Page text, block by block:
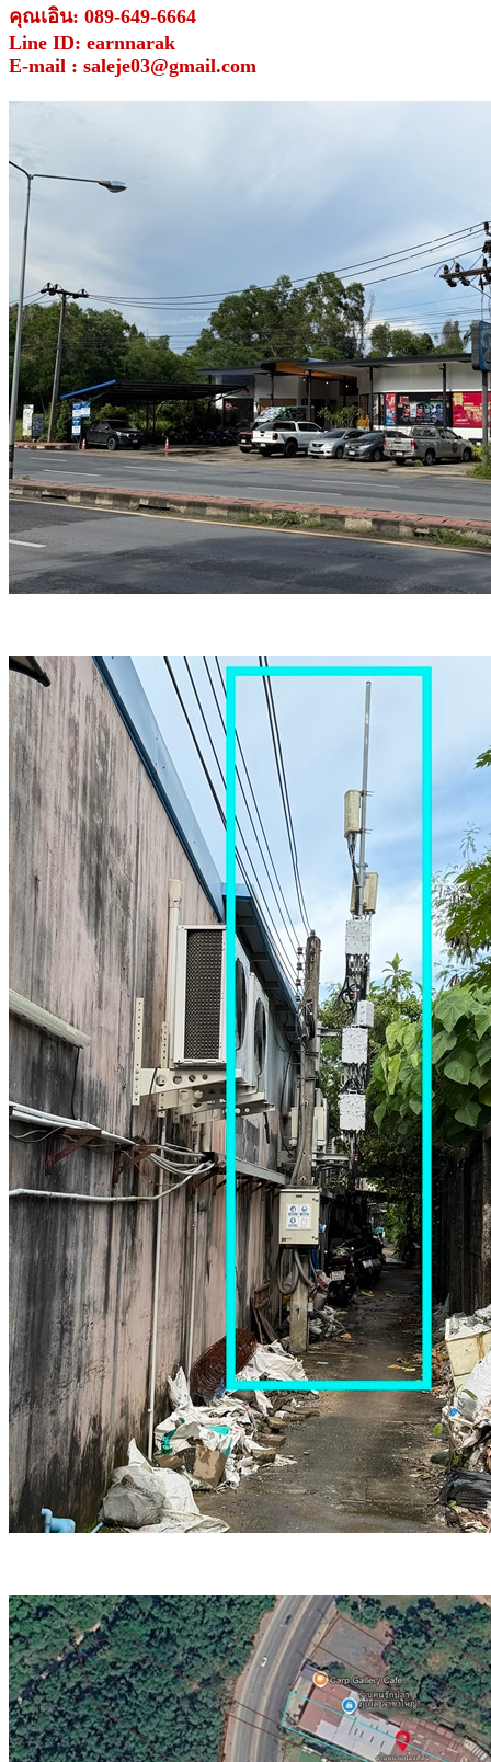
คุณเอิน: 089-649-6664
Line ID: earnnarak
E-mail : saleje03@gmail.com